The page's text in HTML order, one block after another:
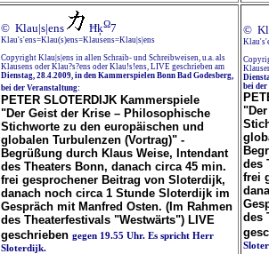
© Klau|s|ens ĦķΩ7
Klau's'ens=Klau(s)ens=Klausens=Klau|s|ens
Copyright Klau|s|ens in allen Schraib- und Schreibweisen, u.a. als
Klausens oder Klau?s?ens oder Klau!s!ens, LIVE geschrieben am
Dienstag, 28.4.2009, in den Kammerspielen Bonn Bad Godesberg,
bei der Veranstaltung:
PETER SLOTERDIJK Kammerspiele
"Der Geist der Krise – Philosophische
Stichworte zu den europäischen und
globalen Turbulenzen (Vortrag)" -
Begrüßung durch Klaus Weise, Intendant
des Theaters Bonn, danach circa 45 min.
frei gesprochener Beitrag von Sloterdijk,
danach noch circa 1 Stunde Sloterdijk im
Gespräch mit Manfred Osten. (Im Rahmen
des Theaterfestivals "Westwärts") LIVE
geschrieben gegen 19.55 Uhr. Es spricht Herr
Sloterdijk.
©
bei
des
frei
des